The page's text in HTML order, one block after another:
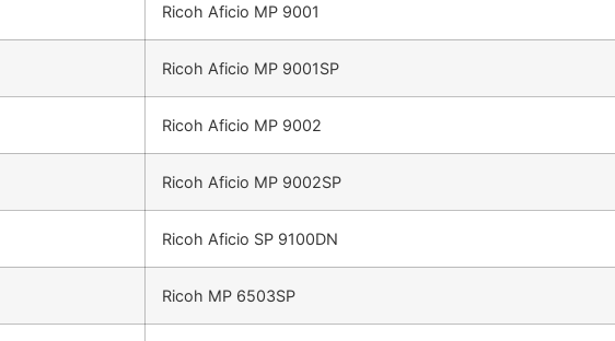
Ricoh Aficio MP 9001
Ricoh Aficio MP 9001SP
Ricoh Aficio MP 9002
Ricoh Aficio MP 9002SP
Ricoh Aficio SP 9100DN
Ricoh MP 6503SP